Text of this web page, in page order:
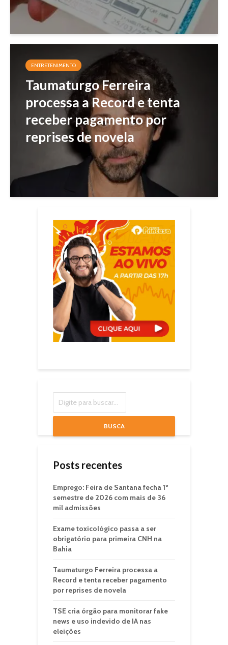
ENTRETENIMENTO
Taumaturgo Ferreira
processa a Record e tenta
receber pagamento por
reprises de novela
BUSCA
Posts recentes
Emprego: Feira de Santana fecha 1º
semestre de 2026 com mais de 36
mil admissões
Exame toxicológico passa a ser
obrigatório para primeira CNH na
Bahia
Taumaturgo Ferreira processa a
Record e tenta receber pagamento
por reprises de novela
TSE cria órgão para monitorar fake
news e uso indevido de IA nas
eleições